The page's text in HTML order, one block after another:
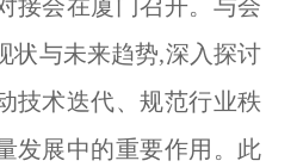
接会在厦门召开。与会
状与未来趋势,深入探讨
技术迭代、规范行业秩
发展中的重要作用。此